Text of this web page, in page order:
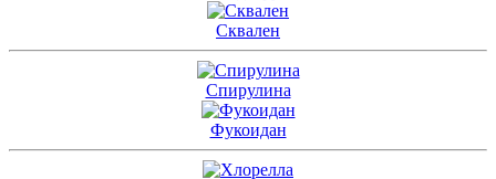
Сквален
Спирулина
Фукоидан